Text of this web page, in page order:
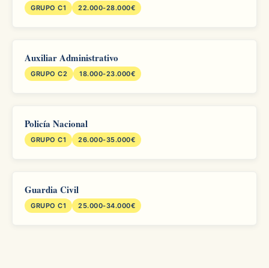
GRUPO C1 22.000-28.000€
Auxiliar Administrativo
GRUPO C2 18.000-23.000€
Policía Nacional
GRUPO C1 26.000-35.000€
Guardia Civil
GRUPO C1 25.000-34.000€